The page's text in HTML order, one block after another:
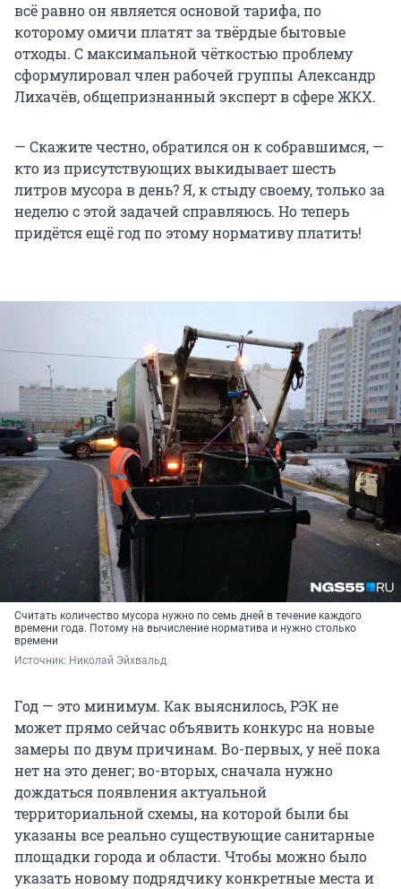
всё равно он является основой тарифа, по
которому омичи платят за твёрдые бытовые
отходы. С максимальной чёткостью проблему
сформулировал член рабочей группы Александр
Лихачёв, общепризнанный эксперт в сфере ЖКХ.
— Скажите честно, обратился он к собравшимся, —
кто из присутствующих выкидывает шесть
литров мусора в день? Я, к стыду своему, только за
неделю с этой задачей справляюсь. Но теперь
придётся ещё год по этому нормативу платить!
Считать количество мусора нужно по семь дней в течение каждого
времени года. Потому на вычисление норматива и нужно столько
времени
Источник: Николай Эйхвальд
Год — это минимум. Как выяснилось, РЭК не
может прямо сейчас объявить конкурс на новые
замеры по двум причинам. Во-первых, у неё пока
нет на это денег; во-вторых, сначала нужно
дождаться появления актуальной
территориальной схемы, на которой были бы
указаны все реально существующие санитарные
площадки города и области. Чтобы можно было
указать новому подрядчику конкретные места и